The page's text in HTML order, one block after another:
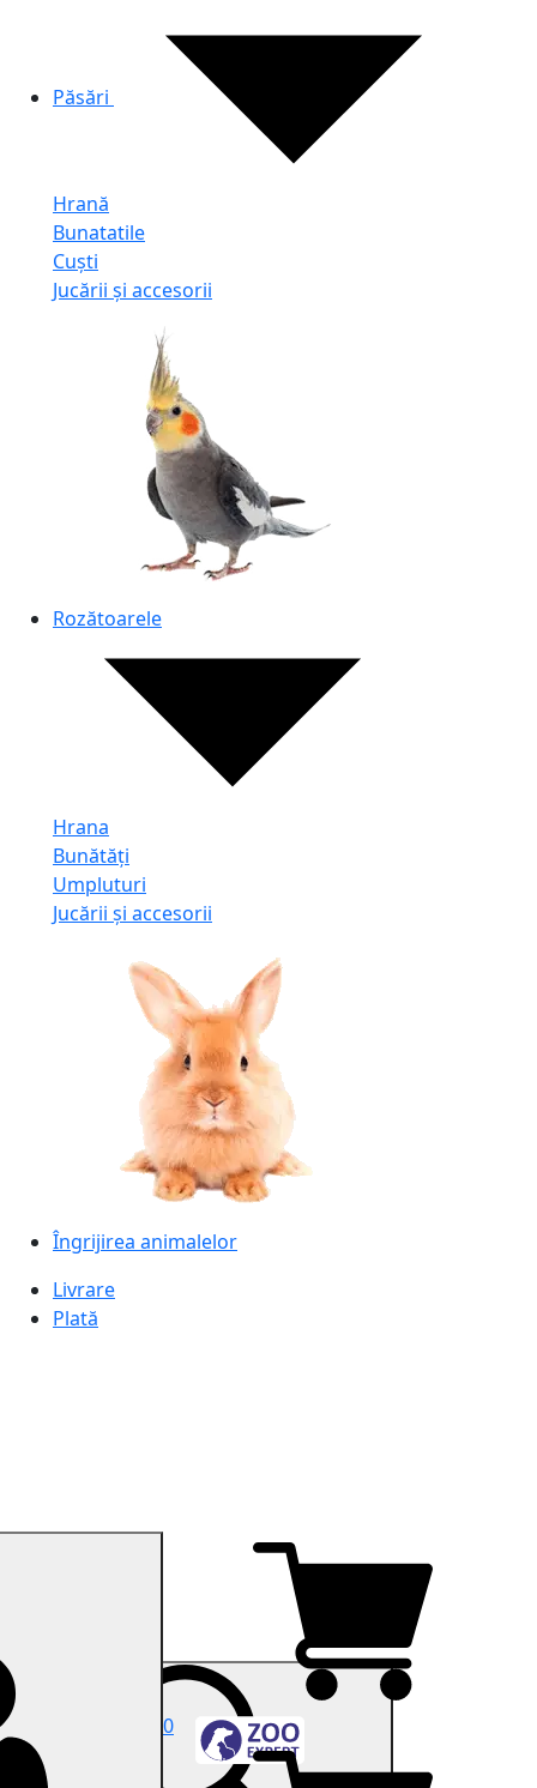
Păsări
Hrană
Bunatatile
Cuști
Jucării și accesorii
Rozătoarele
Hrana
Bunătăți
Umpluturi
Jucării și accesorii
Îngrijirea animalelor
Livrare
Plată
0